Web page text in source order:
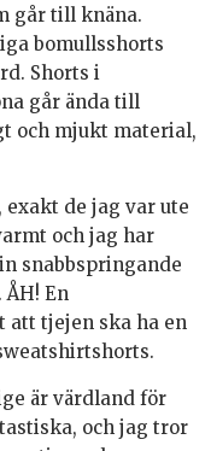
går till knäna.
bomullsshorts
Shorts i
går ända till
och mjukt material,
de jag var ute
och jag har
snabbspringande
En
att tjejen ska ha en
är värdland för
och jag tror